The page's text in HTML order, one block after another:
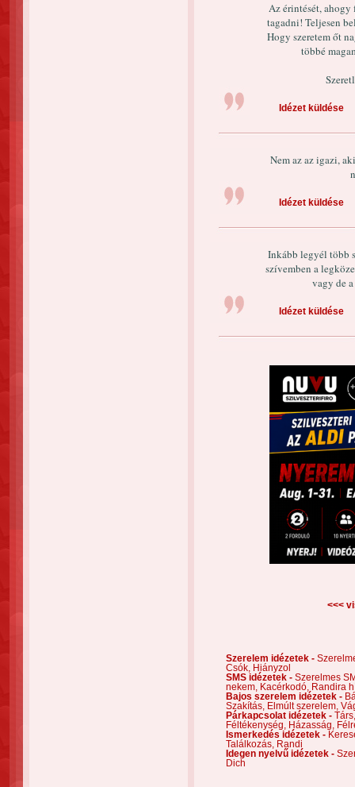
Az érintését, ahogy
tagadni! Teljesen
Hogy szeretem őt
többé
Idézet küldése
Nem az az igazi,
Idézet küldése
Inkább legyél több
szívemben a
vagy de
Idézet küldése
<<<
Szerelem idézetek -
Csók,
Hiányzol
SMS idézetek - Szerelmes
nekem,
Kacérkodó,
Randira
Bajos szerelem idézetek -
Szakítás,
Elmúlt szerelem,
Párkapcsolat idézetek -
Féltékenység,
Házasság,
Ismerkedés idézetek -
Találkozás,
Randi
Idegen nyelvű idézetek -
Dich